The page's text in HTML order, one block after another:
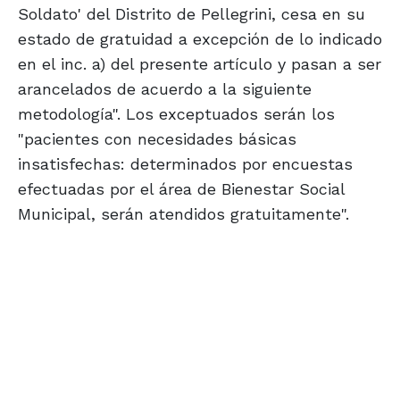
Soldato' del Distrito de Pellegrini, cesa en su
estado de gratuidad a excepción de lo indicado
en el inc. a) del presente artículo y pasan a ser
arancelados de acuerdo a la siguiente
metodología". Los exceptuados serán los
"pacientes con necesidades básicas
insatisfechas: determinados por encuestas
efectuadas por el área de Bienestar Social
Municipal, serán atendidos gratuitamente".